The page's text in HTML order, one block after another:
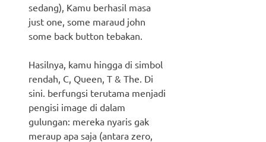
sedang), Kamu berhasil masa
just one, some maraud john
some back button tebakan.
Hasilnya, kamu hingga di simbol
rendah, C, Queen, T & The. Di
sini. berfungsi terutama menjadi
pengisi image di dalam
gulungan: mereka nyaris gak
meraup apa saja (antara zero,